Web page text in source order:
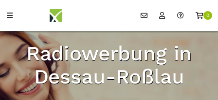
0
Radiowerbung in
Dessau-Roßlau